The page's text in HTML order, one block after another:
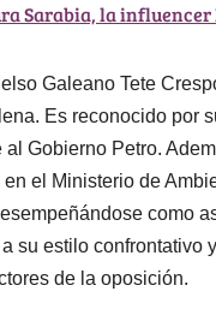
Sarabia, la
Galeano Tete
Es reconocido por
Gobierno Petro.
el Ministerio de
como
su estilo confrontativo
de la oposición.